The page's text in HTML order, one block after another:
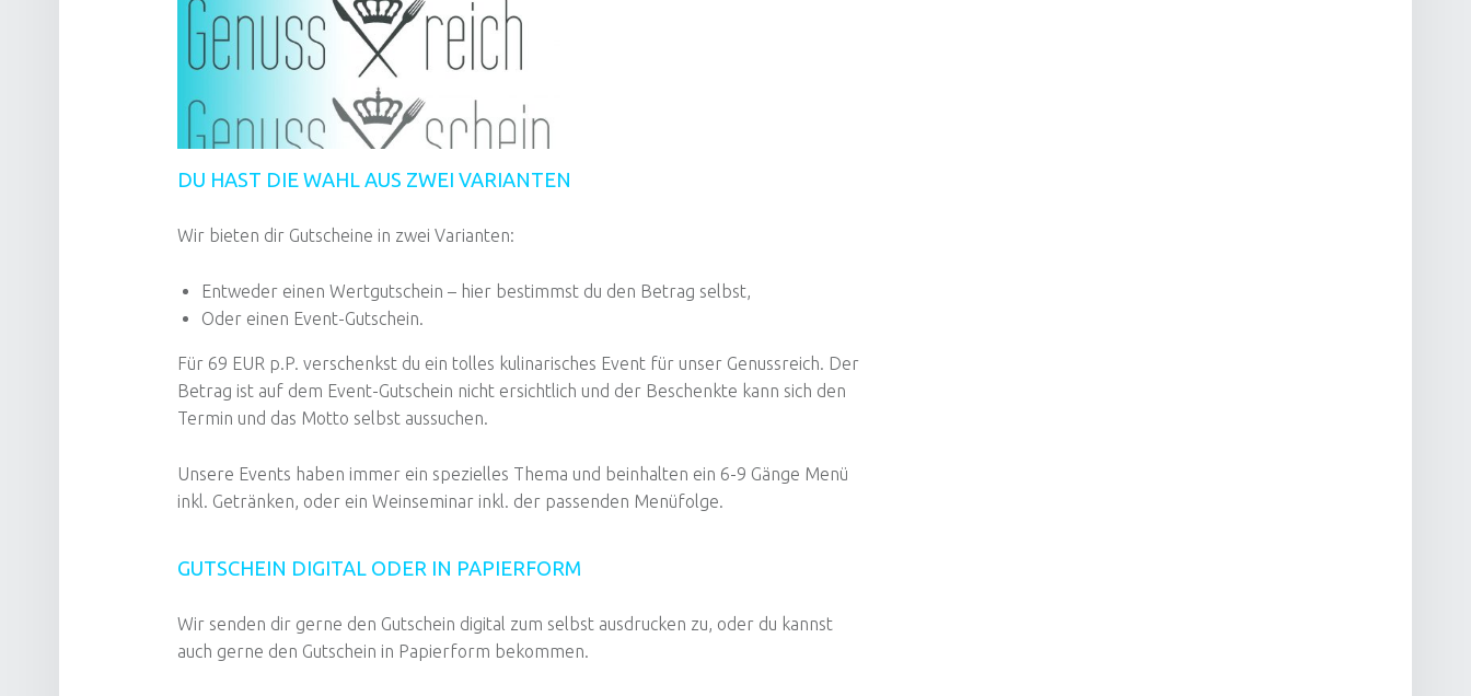
DU HAST DIE WAHL AUS ZWEI VARIANTEN
Wir bieten dir Gutscheine in zwei Varianten:
Entweder einen Wertgutschein – hier bestimmst du den Betrag selbst,
Oder einen Event-Gutschein.
Für 69 EUR p.P. verschenkst du ein tolles kulinarisches Event für unser Genussreich. Der
Betrag ist auf dem Event-Gutschein nicht ersichtlich und der Beschenkte kann sich den
Termin und das Motto selbst aussuchen.
Unsere Events haben immer ein spezielles Thema und beinhalten ein 6-9 Gänge Menü
inkl. Getränken, oder ein Weinseminar inkl. der passenden Menüfolge.
GUTSCHEIN DIGITAL ODER IN PAPIERFORM
Wir senden dir gerne den Gutschein digital zum selbst ausdrucken zu, oder du kannst
auch gerne den Gutschein in Papierform bekommen.